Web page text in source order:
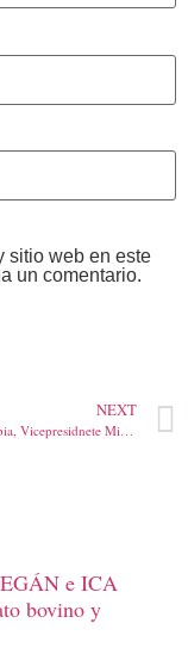
sitio web en este
un comentario.
NEXT
Desde Colombia, Vicepresidnete Mike Pence anunció la entrega de ayuda humanitaria adicional de los USA, para los venezolanos que han huido de su país
e ICA
bovino y